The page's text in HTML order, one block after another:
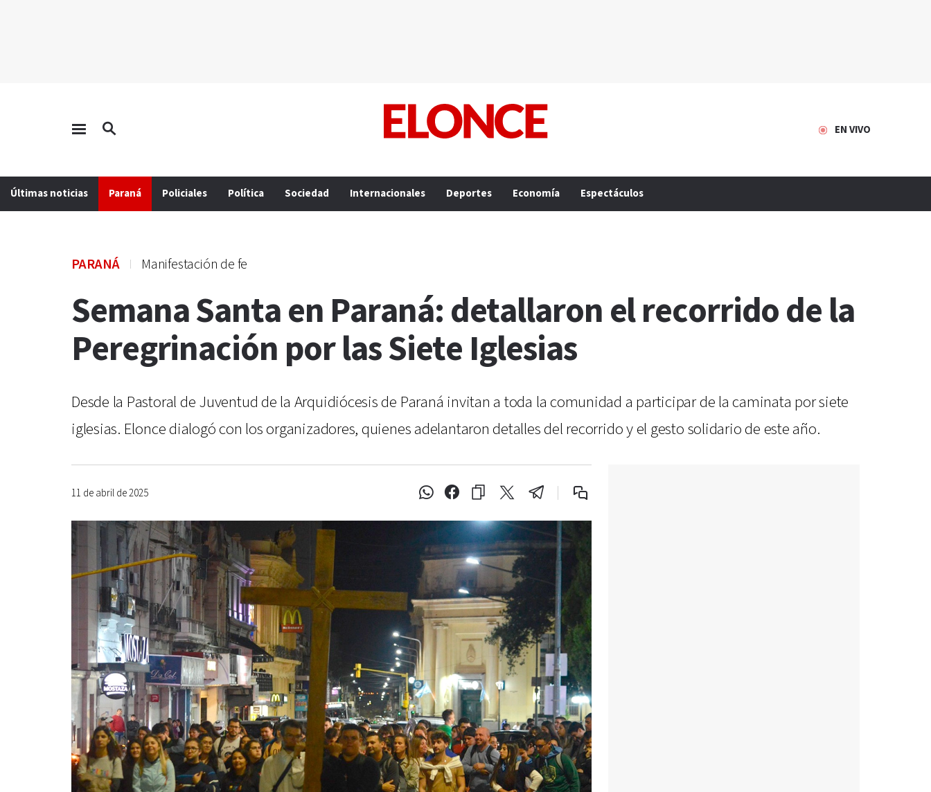
EN VIVO
Últimas noticias Paraná Policiales Política Sociedad Internacionales Deportes Economía Espectáculos
PARANÁ Manifestación de fe
Semana Santa en Paraná: detallaron el recorrido de la
Peregrinación por las Siete Iglesias
Desde la Pastoral de Juventud de la Arquidiócesis de Paraná invitan a toda la comunidad a participar de la caminata por siete
iglesias. Elonce dialogó con los organizadores, quienes adelantaron detalles del recorrido y el gesto solidario de este año.
11 de abril de 2025